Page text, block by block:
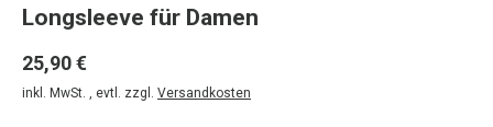
Longsleeve für Damen
25,90 €
inkl. MwSt. , evtl. zzgl. Versandkosten